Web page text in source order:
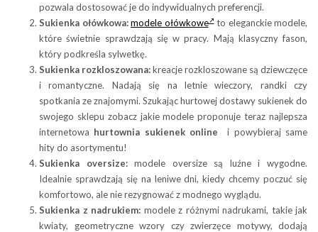
pozwala dostosować je do indywidualnych preferencji.
Sukienka ołówkowa: modele ołówkowe to eleganckie modele,
które świetnie sprawdzają się w pracy. Mają klasyczny fason,
który podkreśla sylwetkę.
Sukienka rozkloszowana:kreacje rozkloszowane są dziewczęce
i romantyczne. Nadają się na letnie wieczory, randki czy
spotkania ze znajomymi. Szukając hurtowej dostawy sukienek do
swojego sklepu zobacz jakie modele proponuje teraz najlepsza
internetowa hurtownia sukienek online
i powybieraj same
hity do asortymentu!
Sukienka oversize:modele oversize są luźne i wygodne.
Idealnie sprawdzają się na leniwe dni, kiedy chcemy poczuć się
komfortowo, ale nie rezygnować z modnego wyglądu.
Sukienka z nadrukiem: modele z różnymi nadrukami, takie jak
kwiaty, geometryczne wzory czy zwierzęce motywy, dodają